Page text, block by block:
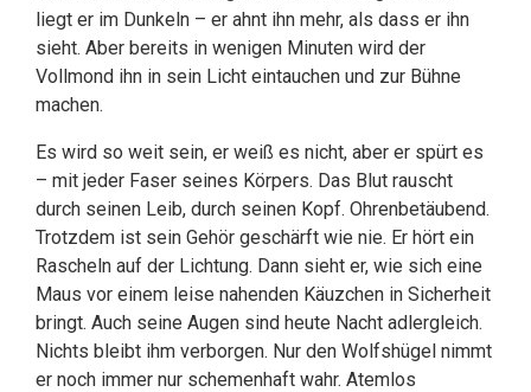
liegt er im Dunkeln – er ahnt ihn mehr, als dass er ihn
sieht. Aber bereits in wenigen Minuten wird der
Vollmond ihn in sein Licht eintauchen und zur Bühne
machen.
Es wird so weit sein, er weiß es nicht, aber er spürt es
– mit jeder Faser seines Körpers. Das Blut rauscht
durch seinen Leib, durch seinen Kopf. Ohrenbetäubend.
Trotzdem ist sein Gehör geschärft wie nie. Er hört ein
Rascheln auf der Lichtung. Dann sieht er, wie sich eine
Maus vor einem leise nahenden Käuzchen in Sicherheit
bringt. Auch seine Augen sind heute Nacht adlergleich.
Nichts bleibt ihm verborgen. Nur den Wolfshügel nimmt
er noch immer nur schemenhaft wahr. Atemlos